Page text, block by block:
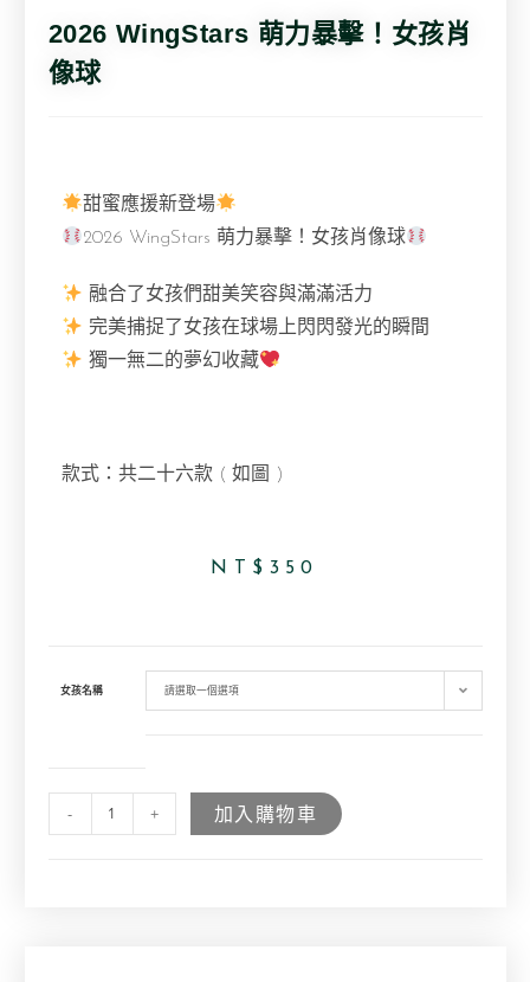
2026 WingStars 萌力暴擊！女孩肖
像球
甜蜜應援新登場
2026 WingStars 萌力暴擊！女孩肖像球
融合了女孩們甜美笑容與滿滿活力
完美捕捉了女孩在球場上閃閃發光的瞬間
獨一無二的夢幻收藏
款式：共二十六款 ( 如圖 )
NT$ 350
女孩名稱 請選取一個選項
- + 加入購物車